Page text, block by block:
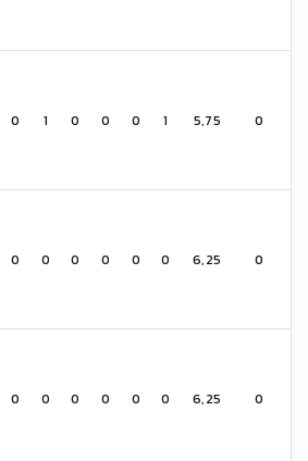
0 1 0 0 0 1 5,75 0
0 0 0 0 0 0 6,25 0
0 0 0 0 0 0 6,25 0